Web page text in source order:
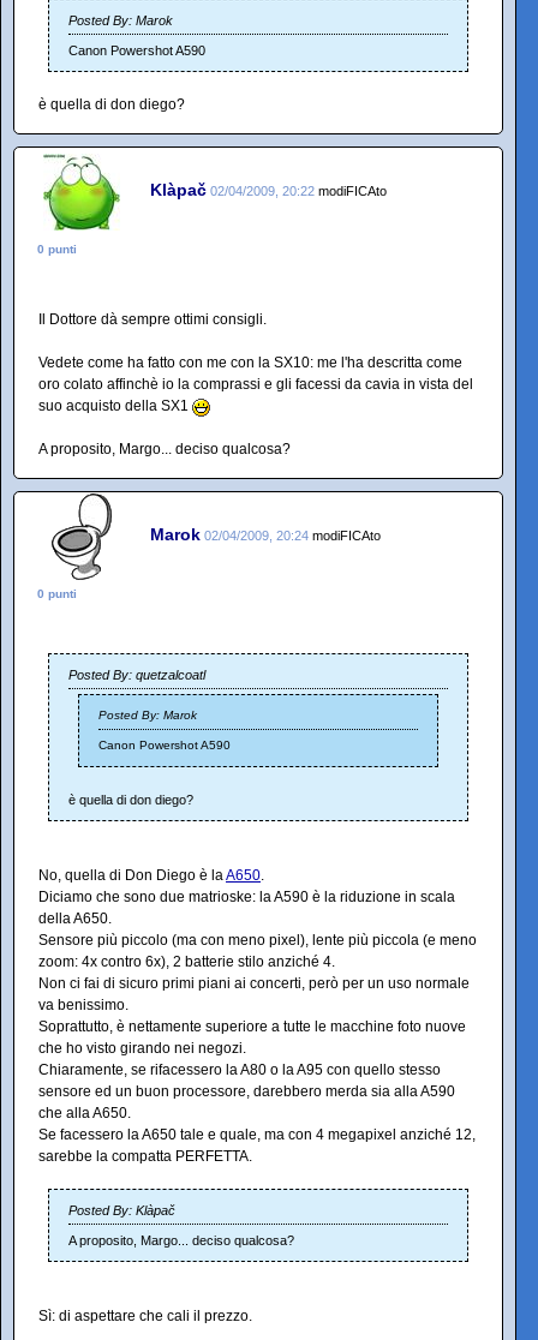
Posted By: Marok
Canon Powershot A590
è quella di don diego?
Klàpač 02/04/2009, 20:22 modiFICAto
0 punti
Il Dottore dà sempre ottimi consigli.
Vedete come ha fatto con me con la SX10: me l'ha descritta come
oro colato affinchè io la comprassi e gli facessi da cavia in vista del
suo acquisto della SX1
A proposito, Margo... deciso qualcosa?
Marok 02/04/2009, 20:24 modiFICAto
0 punti
Posted By: quetzalcoatl
Posted By: Marok
Canon Powershot A590
è quella di don diego?
No, quella di Don Diego è laA650.
Diciamo che sono due matrioske: la A590 è la riduzione in scala
della A650.
Sensore più piccolo (ma con meno pixel), lente più piccola (e meno
zoom: 4x contro 6x), 2 batterie stilo anziché 4.
Non ci fai di sicuro primi piani ai concerti, però per un uso normale
va benissimo.
Soprattutto, è nettamente superiore a tutte le macchine foto nuove
che ho visto girando nei negozi.
Chiaramente, se rifacessero la A80 o la A95 con quello stesso
sensore ed un buon processore, darebbero merda sia alla A590
che alla A650.
Se facessero la A650 tale e quale, ma con 4 megapixel anziché 12,
sarebbe la compatta PERFETTA.
Posted By: Klàpač
A proposito, Margo... deciso qualcosa?
Sì: di aspettare che cali il prezzo.